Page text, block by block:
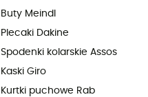
Buty Meindl
Plecaki Dakine
Spodenki kolarskie Assos
Kaski Giro
Kurtki puchowe Rab